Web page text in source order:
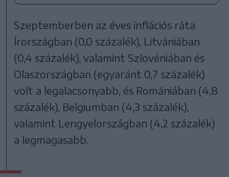
Szeptemberben az éves inflációs ráta
Írországban (0,0 százalék), Litvániában
(0,4 százalék), valamint Szlovéniában és
Olaszországban (egyaránt 0,7 százalék)
volt a legalacsonyabb, és Romániában (4,8
százalék), Belgiumban (4,3 százalék),
valamint Lengyelországban (4,2 százalék)
a legmagasabb.